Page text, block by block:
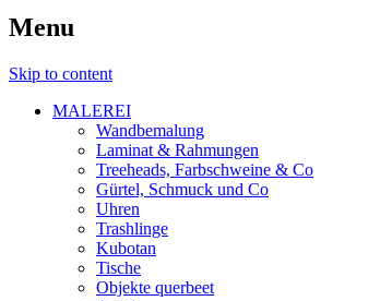
Menu
Skip to content
MALEREI
Wandbemalung
Laminat & Rahmungen
Treeheads, Farbschweine & Co
Gürtel, Schmuck und Co
Uhren
Trashlinge
Kubotan
Tische
Objekte querbeet